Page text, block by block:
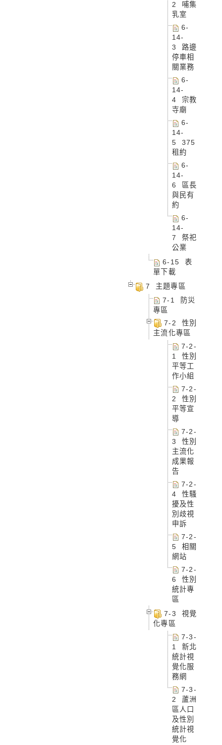
2 哺集
乳室
6-
14-
3 路邊
停車相
關業務
6-
14-
4 宗教
寺廟
6-
14-
5 375
租約
6-
14-
6 區長
與民有
約
6-
14-
7 祭祀
公業
6-15 表
單下載
7 主題專區
7-1 防災
專區
7-2 性別
主流化專區
7-2-
1 性別
平等工
作小組
7-2-
2 性別
平等宣
導
7-2-
3 性別
主流化
成果報
告
7-2-
4 性騷
擾及性
別歧視
申訴
7-2-
5 相關
網站
7-2-
6 性別
統計專
區
7-3 視覺
化專區
7-3-
1 新北
統計視
覺化服
務網
7-3-
2 蘆洲
區人口
及性別
統計視
覺化